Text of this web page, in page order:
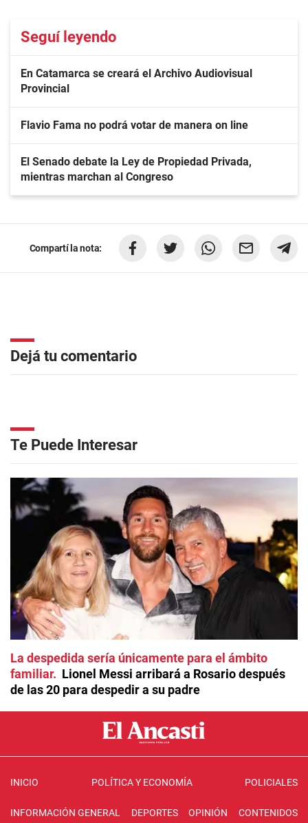
Seguí leyendo
En Catamarca se creará el Archivo Audiovisual
Provincial
Flavio Fama no podrá votar de manera on line
El Senado debate la Ley de Propiedad Privada,
mientras marchan al Congreso
Compartí la nota:
Dejá tu comentario
Te Puede Interesar
La despedida sería únicamente para el ámbito
familiar
Lionel Messi arribará a Rosario después
de las 20 para despedir a su padre
INICIO POLÍTICA Y ECONOMÍA POLICIALES
INFORMACIÓN GENERAL DEPORTES OPINIÓN CONTENIDOS